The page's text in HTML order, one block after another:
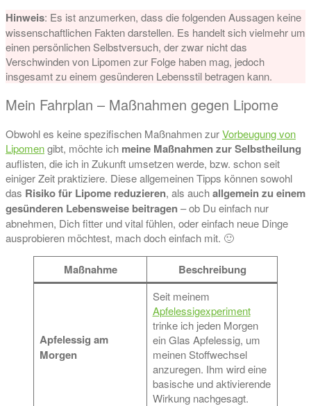
Hinweis: Es ist anzumerken, dass die folgenden Aussagen keine
wissenschaftlichen Fakten darstellen. Es handelt sich vielmehr um
einen persönlichen Selbstversuch, der zwar nicht das
Verschwinden von Lipomen zur Folge haben mag, jedoch
insgesamt zu einem gesünderen Lebensstil betragen kann.
Mein Fahrplan – Maßnahmen gegen Lipome
Obwohl es keine spezifischen Maßnahmen zurVorbeugung von
Lipomengibt, möchte ich meine Maßnahmen zur Selbstheilung
auflisten, die ich in Zukunft umsetzen werde, bzw. schon seit
einiger Zeit praktiziere. Diese allgemeinen Tipps können sowohl
das Risiko für Lipome reduzieren, als auchallgemein zu einem
gesünderen Lebensweise beitragen– ob Du einfach nur
abnehmen, Dich fitter und vital fühlen, oder einfach neue Dinge
ausprobieren möchtest, mach doch einfach mit. 🙂
Maßnahme Beschreibung
Apfelessig am
Morgen
Seit meinem
Apfelessigexperiment
trinke ich jeden Morgen
ein Glas Apfelessig, um
meinen Stoffwechsel
anzuregen. Ihm wird eine
basische und aktivierende
Wirkung nachgesagt.